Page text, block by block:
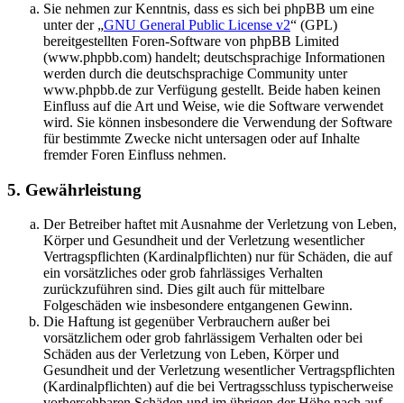
Sie nehmen zur Kenntnis, dass es sich bei phpBB um eine
unter der „GNU General Public License v2“ (GPL)
bereitgestellten Foren-Software von phpBB Limited
(www.phpbb.com) handelt; deutschsprachige Informationen
werden durch die deutschsprachige Community unter
www.phpbb.de zur Verfügung gestellt. Beide haben keinen
Einfluss auf die Art und Weise, wie die Software verwendet
wird. Sie können insbesondere die Verwendung der Software
für bestimmte Zwecke nicht untersagen oder auf Inhalte
fremder Foren Einfluss nehmen.
5. Gewährleistung
Der Betreiber haftet mit Ausnahme der Verletzung von Leben,
Körper und Gesundheit und der Verletzung wesentlicher
Vertragspflichten (Kardinalpflichten) nur für Schäden, die auf
ein vorsätzliches oder grob fahrlässiges Verhalten
zurückzuführen sind. Dies gilt auch für mittelbare
Folgeschäden wie insbesondere entgangenen Gewinn.
Die Haftung ist gegenüber Verbrauchern außer bei
vorsätzlichem oder grob fahrlässigem Verhalten oder bei
Schäden aus der Verletzung von Leben, Körper und
Gesundheit und der Verletzung wesentlicher Vertragspflichten
(Kardinalpflichten) auf die bei Vertragsschluss typischerweise